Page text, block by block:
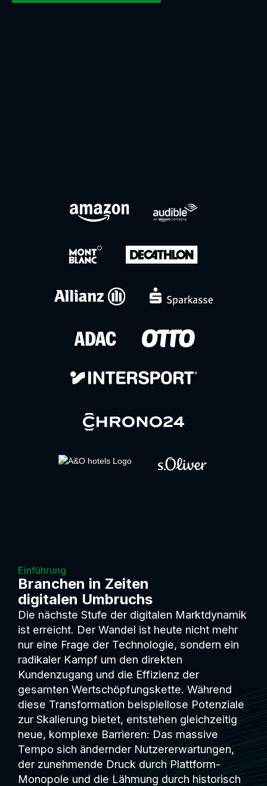
Einführung
Branchen in Zeiten
digitalen Umbruchs
Die nächste Stufe der digitalen Marktdynamik
ist erreicht. Der Wandel ist heute nicht mehr
nur eine Frage der Technologie, sondern ein
radikaler Kampf um den direkten
Kundenzugang und die Effizienz der
gesamten Wertschöpfungskette. Während
diese Transformation beispiellose Potenziale
zur Skalierung bietet, entstehen gleichzeitig
neue, komplexe Barrieren: Das massive
Tempo sich ändernder Nutzererwartungen,
der zunehmende Druck durch Plattform-
Monopole und die Lähmung durch historisch